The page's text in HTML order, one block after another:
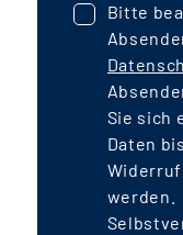
Bitte
Sie sich
Daten
werden.